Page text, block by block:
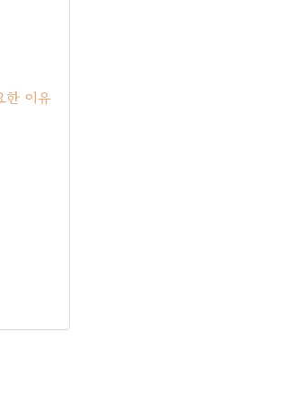
한 이유